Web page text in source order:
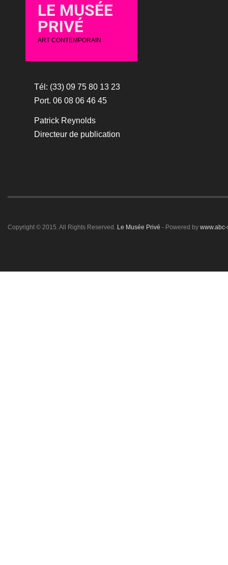
LE MUSÉE
PRIVÉ
ART CONTEMPORAIN
Tél: (33) 09 75 80 13 23
Port. 06 08 06 46 45
Patrick Reynolds
Directeur de publication
Copyright © 2015. All Rights Reserved. Le Musée Privé - Powered by